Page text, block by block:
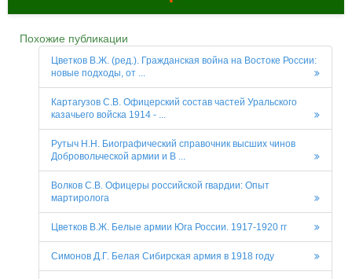
Похожие публикации
Цветков В.Ж. (ред.). Гражданская война на Востоке России:
новые подходы, от ...
Картагузов С.В. Офицерский состав частей Уральского
казачьего войска 1914 - ...
Рутыч Н.Н. Биографический справочник высших чинов
Добровольческой армии и В ...
Волков С.В. Офицеры российской гвардии: Опыт
мартиролога
Цветков В.Ж. Белые армии Юга России. 1917-1920 гг
Симонов Д.Г. Белая Сибирская армия в 1918 году